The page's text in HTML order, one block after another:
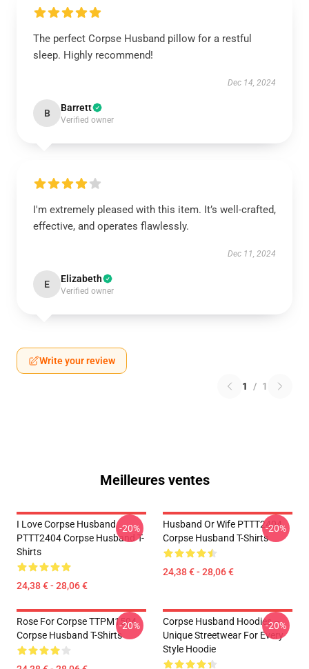
The perfect Corpse Husband pillow for a restful
sleep. Highly recommend!
Dec 14, 2024
B Barrett
Verified owner
I'm extremely pleased with this item. It’s well-crafted,
effective, and operates flawlessly.
Dec 11, 2024
E Elizabeth
Verified owner
Write your review
1 / 1
Meilleures ventes
I Love Corpse Husband
PTTT2404 Corpse Husband T-
Shirts
24,38 € - 28,06 €
-20%
Husband Or Wife PTTT2404
Corpse Husband T-Shirts
24,38 € - 28,06 €
-20%
Rose For Corpse TTPM1504
Corpse Husband T-Shirts
-20%
Corpse Husband Hoodies –
Unique Streetwear For Every
Style Hoodie
-20%